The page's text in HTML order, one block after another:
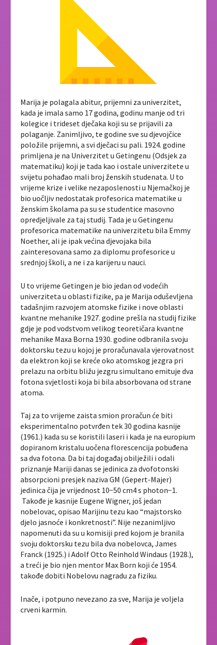
Marija je polagala abitur, prijemni za univerzitet,
kada je imala samo 17 godina, godinu manje od tri
kolegice i trideset dječaka koji su se prijavili za
polaganje. Zanimljivo, te godine sve su djevojčice
položile prijemni, a svi dječaci su pali. 1924. godine
primljena je na Univerzitet u Getingenu (Odsjek za
matematiku) koji je tada kao i ostale univerzitete u
svijetu pohađao mali broj ženskih studenata. U to
vrijeme krize i velike nezaposlenosti u Njemačkoj je
bio uočljiv nedostatak profesorica matematike u
ženskim školama pa su se studentice masovno
opredjeljivale za taj studij. Tada je u Getingenu
profesorica matematike na univerzitetu bila Emmy
Noether, ali je ipak većina djevojaka bila
zainteresovana samo za diplomu profesorice u
srednjoj školi, a ne i za karijeru u nauci.
U to vrijeme Getingen je bio jedan od vodećih
univerziteta u oblasti fizike, pa je Marija oduševljena
tadašnjim razvojem atomske fizike i nove oblasti
kvantne mehanike 1927. godine prešla na studij fizike
gdje je pod vodstvom velikog teoretičara kvantne
mehanike Maxa Borna 1930. godine odbranila svoju
doktorsku tezu u kojoj je proračunavala vjerovatnost
da elektron koji se kreće oko atomskog jezgra pri
prelazu na orbitu bližu jezgru simultano emituje dva
fotona svjetlosti koja bi bila absorbovana od strane
atoma.
Taj za to vrijeme zaista smion proračun će biti
eksperimentalno potvrđen tek 30 godina kasnije
(1961.) kada su se koristili laseri i kada je na europium
dopiranom kristalu uočena florescencija pobuđena
sa dva fotona. Da bi taj događaj obilježili i odali
priznanje Mariji danas se jedinica za dvofotonski
absorpcioni presjek naziva GM (Gepert-Majer)
jedinica čija je vrijednost 10−50 cm4 s photon−1.
Takođe je kasnije Eugene Wigner, još jedan
nobelovac, opisao Marijinu tezu kao “majstorsko
djelo jasnoće i konkretnosti”. Nije nezanimljivo
napomenuti da su u komisiji pred kojom je branila
svoju doktorsku tezu bila dva nobelovca, James
Franck (1925.) i Adolf Otto Reinhold Windaus (1928.),
a treći je bio njen mentor Max Born koji će 1954.
takođe dobiti Nobelovu nagradu za fiziku.
Inače, i potpuno nevezano za sve, Marija je voljela
crveni karmin.